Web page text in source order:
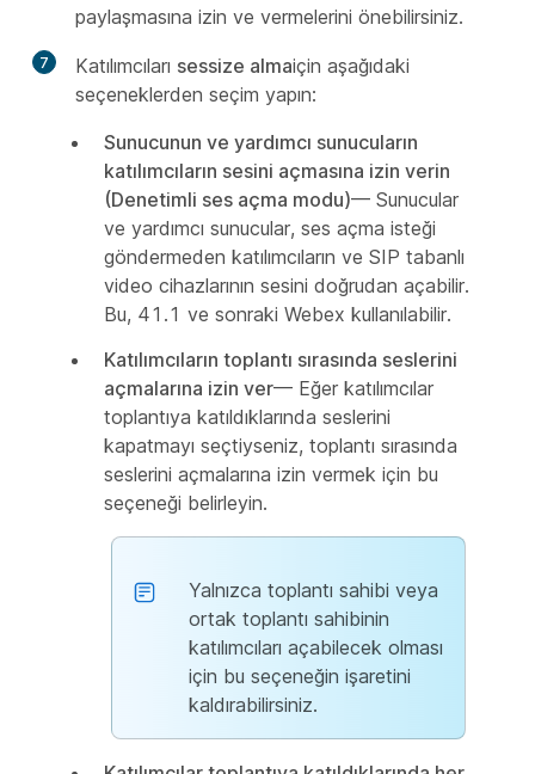
paylaşmasına izin ve vermelerini önebilirsiniz.
7 Katılımcıları sessize almaiçin aşağıdaki
seçeneklerden seçim yapın:
Sunucunun ve yardımcı sunucuların
katılımcıların sesini açmasına izin verin
(Denetimli ses açma modu)— Sunucular
ve yardımcı sunucular, ses açma isteği
göndermeden katılımcıların ve SIP tabanlı
video cihazlarının sesini doğrudan açabilir.
Bu, 41.1 ve sonraki Webex kullanılabilir.
Katılımcıların toplantı sırasında seslerini
açmalarına izin ver— Eğer katılımcılar
toplantıya katıldıklarında seslerini
kapatmayı seçtiyseniz, toplantı sırasında
seslerini açmalarına izin vermek için bu
seçeneği belirleyin.
Yalnızca toplantı sahibi veya
ortak toplantı sahibinin
katılımcıları açabilecek olması
için bu seçeneğin işaretini
kaldırabilirsiniz.